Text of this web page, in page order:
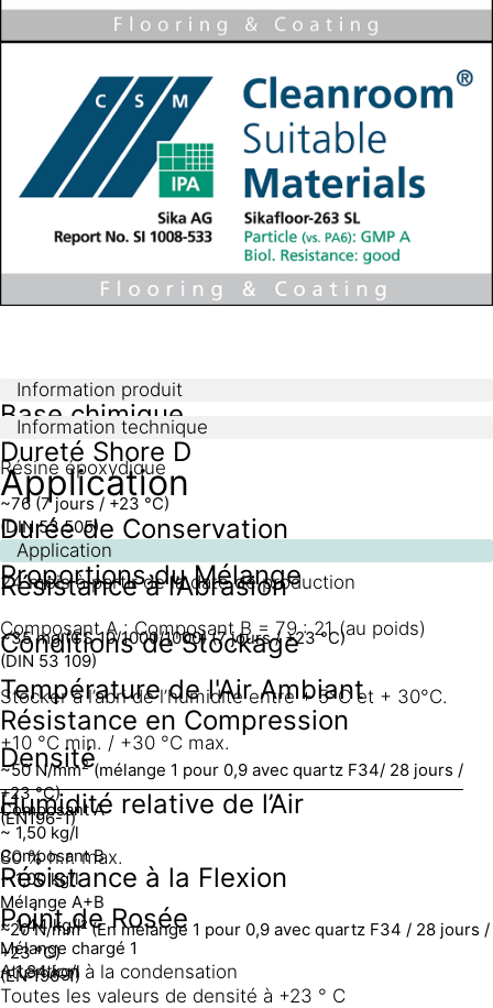
Information produit
Base chimique
Résine époxydique
Durée de Conservation
24 mois à partir de la date de production
Conditions de Stockage
Stocker à l’abri de l’humidité entre + 5°C et + 30°C.
Densité
Composant A
~ 1,50 kg/l
Composant B
~ 1,00 kg/l
Mélange A+B
~ 1,44 kg/l
Mélange chargé 1
~ 1,84 kg/l
Toutes les valeurs de densité à +23 ° C
Information technique
Dureté Shore D
~76 (7 jours / +23 °C)
(DIN 53 505)
Résistance à l’Abrasion
~35 mg (CS 10/1000/1000) (7 jours / +23 °C)
(DIN 53 109)
Résistance en Compression
~50 N/mm2(mélange 1 pour 0,9 avec quartz F34/ 28 jours /
+23 °C)
(EN196-1)
Résistance à la Flexion
~20 N/mm2(En mélange 1 pour 0,9 avec quartz F34 / 28 jours /
+23 °C)
(EN 196-1)
Application
Application
Proportions du Mélange
Composant A : Composant B = 79 : 21 (au poids)
Température de l'Air Ambiant
+10 °C min. / +30 °C max.
Humidité relative de l’Air
80 % h.r. max.
Point de Rosée
Attention à la condensation